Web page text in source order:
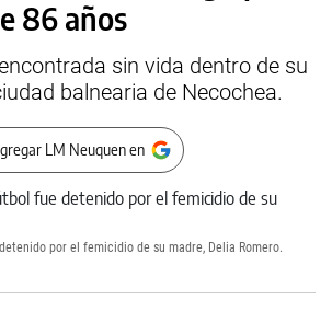
86 años
sin vida dentro de su
balnearia de Necochea.
LM Neuquen en
por el femicidio de su madre, Delia Romero.